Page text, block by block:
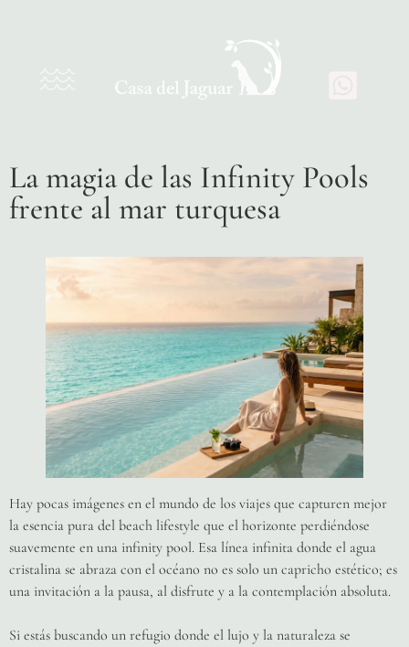
La magia de las Infinity Pools
frente al mar turquesa
Hay pocas imágenes en el mundo de los viajes que capturen mejor
la esencia pura del beach lifestyle que el horizonte perdiéndose
suavemente en una infinity pool. Esa línea infinita donde el agua
cristalina se abraza con el océano no es solo un capricho estético; es
una invitación a la pausa, al disfrute y a la contemplación absoluta.
Si estás buscando un refugio donde el lujo y la naturaleza se